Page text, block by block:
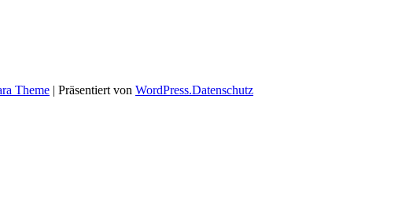
Theme | Präsentiert von WordPress.Datenschutz